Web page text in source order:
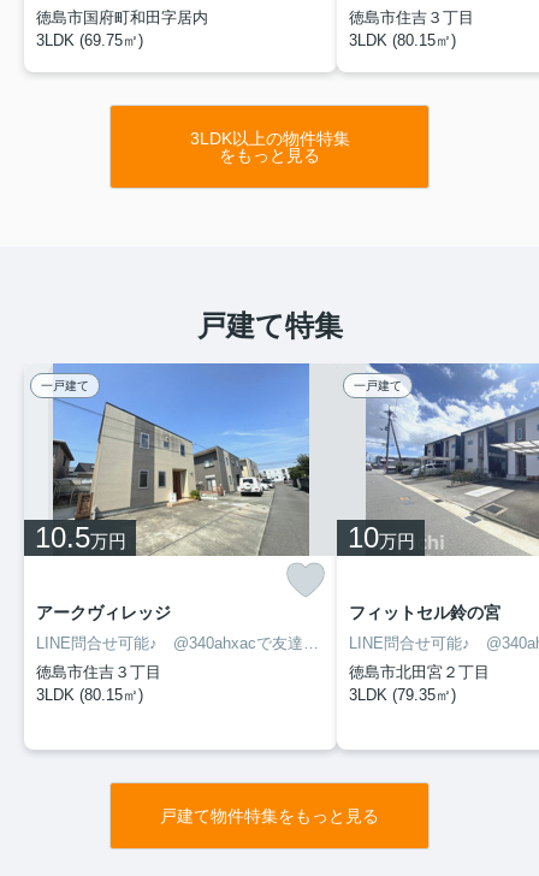
徳島市国府町和田字居内
3LDK (69.75㎡)
徳島市住吉３丁目
3LDK (80.15㎡)
3LDK以上の物件特集
をもっと見る
戸建て特集
一戸建て
10.5万円
アークヴィレッジ
LINE問合せ可能♪ @340ahxacで友達検索して下さい
徳島市住吉３丁目
3LDK (80.15㎡)
一戸建て
10万円
フィットセル鈴の宮
徳島市北田宮２丁目
3LDK (79.35㎡)
戸建て物件特集をもっと見る